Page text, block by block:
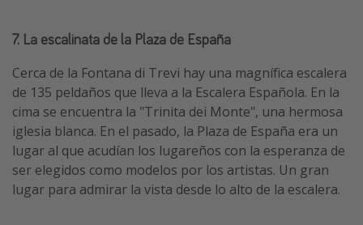
7. La escalinata de la Plaza de España
Cerca de la Fontana di Trevi hay una magnífica escalera
de 135 peldaños que lleva a la Escalera Española. En la
cima se encuentra la "Trinita dei Monte", una hermosa
iglesia blanca. En el pasado, la Plaza de España era un
lugar al que acudían los lugareños con la esperanza de
ser elegidos como modelos por los artistas. Un gran
lugar para admirar la vista desde lo alto de la escalera.